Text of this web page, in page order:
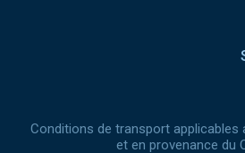
Conditions de transport applicables
et en provenance du